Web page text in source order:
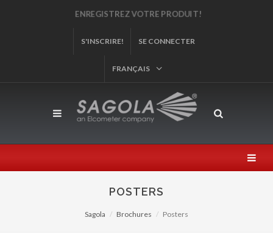
ENREGISTREZ VOTRE PRODUIT!
S'INSCRIRE! SE CONNECTER
FRANÇAIS
POSTERS
Sagola Brochures Posters